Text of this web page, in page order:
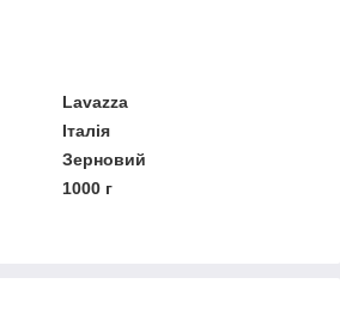
Lavazza
Італія
Зерновий
1000 г